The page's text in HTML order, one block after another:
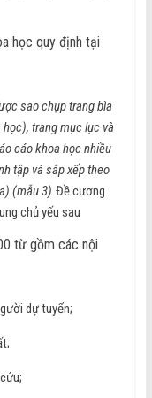
học quy định tại
sao chụp trang bìa
trang mục lục và
cáo khoa học nhiều
tập và sắp xếp theo
(mẫu 3).Đề cương
chủ yếu sau
từ gồm các nội
dự tuyển;